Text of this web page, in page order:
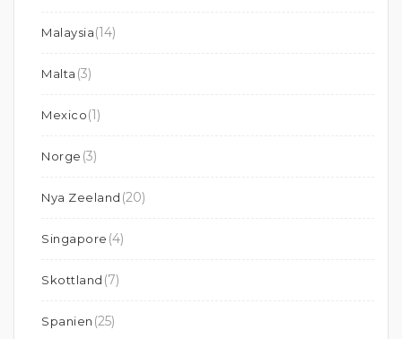
Malaysia(14)
Malta (3)
Mexico(1)
Norge (3)
Nya Zeeland (20)
Singapore (4)
Skottland (7)
Spanien (25)